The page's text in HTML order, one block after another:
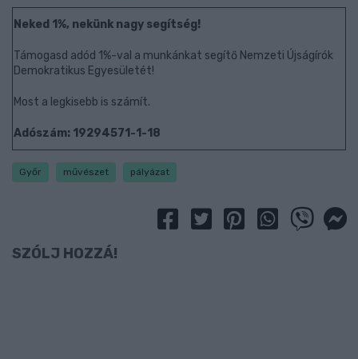
Neked 1%, nekünk nagy segítség!
Támogasd adód 1%-val a munkánkat segítő Nemzeti Újságírók
Demokratikus Egyesületét!
Most a legkisebb is számít.
Adószám: 19294571-1-18
Győr művészet pályázat
SZÓLJ HOZZÁ!